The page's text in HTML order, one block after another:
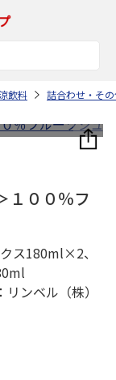
飲料 詰合わせ・そ
１００％フ
ス180ml×2、
ンベル（株）